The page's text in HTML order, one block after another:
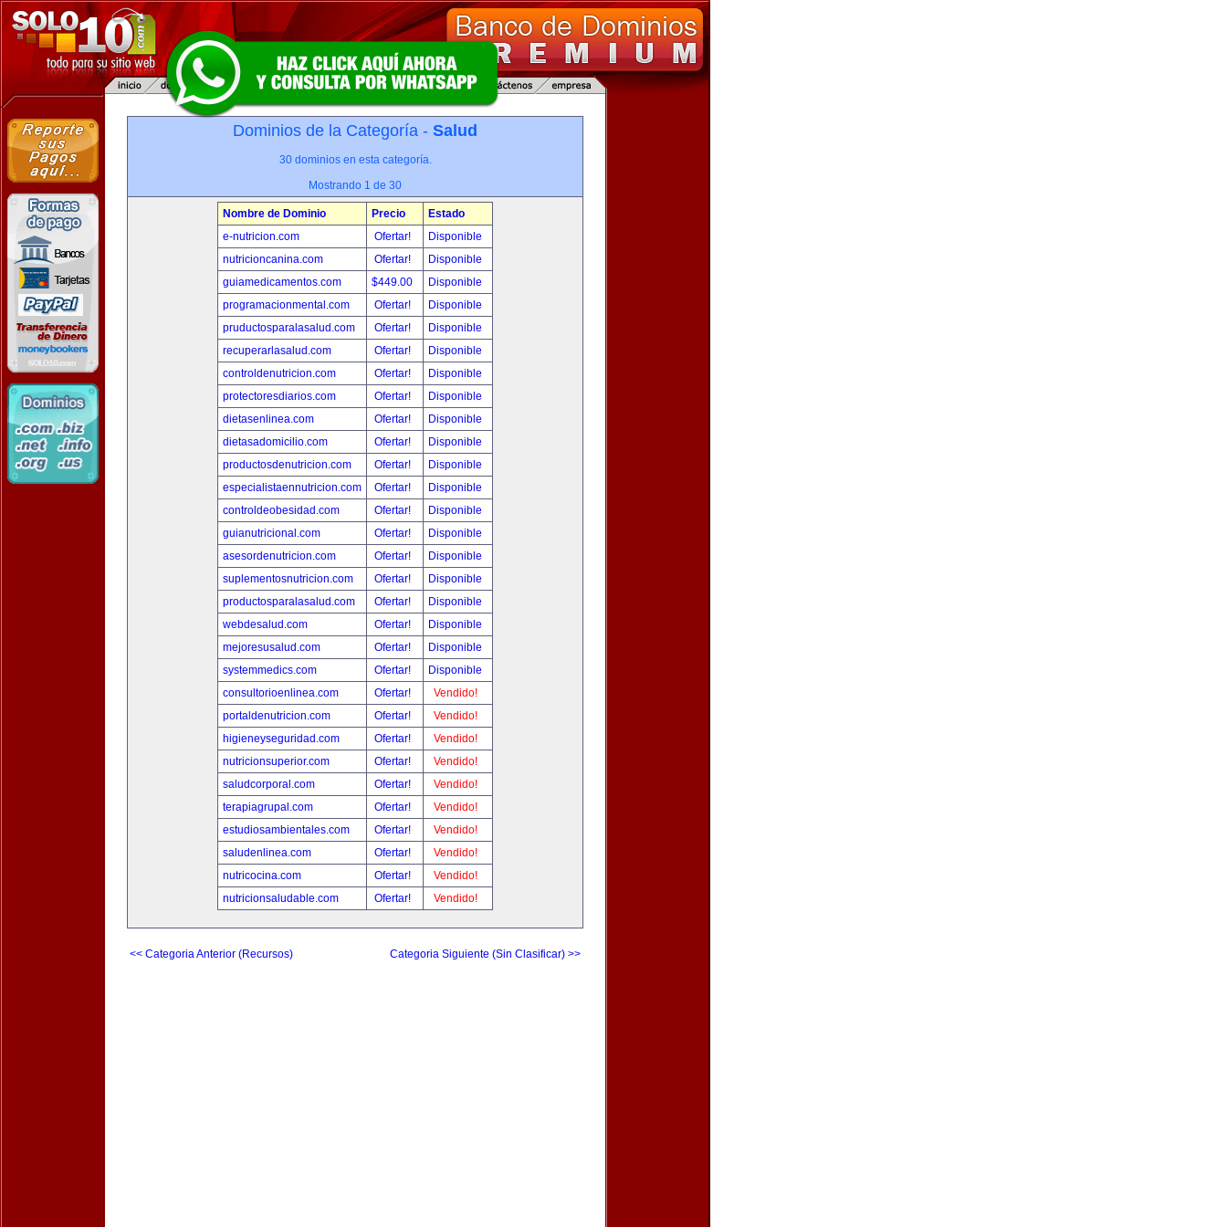
Dominios de la Categoría - Salud
30 dominios en esta categoría.
Mostrando 1 de 30
Nombre de Dominio Precio
Estado
e-nutricion.com
Ofertar!
Disponible
nutricioncanina.com
Ofertar!
Disponible
guiamedicamentos.com
$449.00
Disponible
programacionmental.com
Ofertar!
Disponible
pruductosparalasalud.com
Ofertar!
Disponible
recuperarlasalud.com
Ofertar!
Disponible
controldenutricion.com
Ofertar!
Disponible
protectoresdiarios.com
Ofertar!
Disponible
dietasenlinea.com
Ofertar!
Disponible
dietasadomicilio.com
Ofertar!
Disponible
productosdenutricion.com
Ofertar!
Disponible
especialistaennutricion.com
Ofertar!
Disponible
controldeobesidad.com
Ofertar!
Disponible
guianutricional.com
Ofertar!
Disponible
asesordenutricion.com
Ofertar!
Disponible
suplementosnutricion.com
Ofertar!
Disponible
productosparalasalud.com
Ofertar!
Disponible
webdesalud.com
Ofertar!
Disponible
mejoresusalud.com
Ofertar!
Disponible
systemmedics.com
Ofertar!
Disponible
consultorioenlinea.com
Ofertar!
Vendido!
portaldenutricion.com
Ofertar!
Vendido!
higieneyseguridad.com
Ofertar!
Vendido!
nutricionsuperior.com
Ofertar!
Vendido!
saludcorporal.com
Ofertar!
Vendido!
terapiagrupal.com
Ofertar!
Vendido!
estudiosambientales.com
Ofertar!
Vendido!
saludenlinea.com
Ofertar!
Vendido!
nutricocina.com
Ofertar!
Vendido!
nutricionsaludable.com
Ofertar! Vendido!
<< Categoria Anterior (Recursos) Categoria Siguiente (Sin Clasificar) >>